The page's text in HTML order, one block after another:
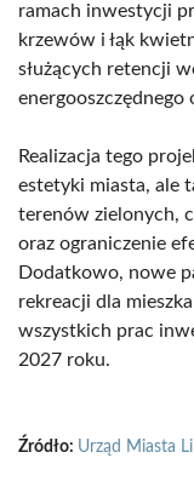
ramach inwestycji
krzewów i łąk
służących retencji
energooszczędnego
Realizacja tego
estetyki miasta, ale
terenów zielonych,
oraz ograniczenie
Dodatkowo, nowe
rekreacji dla
wszystkich prac
2027 roku.
Źródło: Urząd Miasta